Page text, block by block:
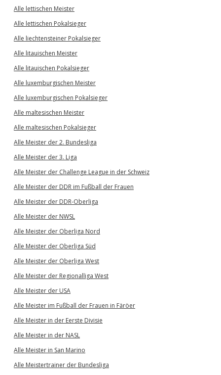
Alle lettischen Meister
Alle lettischen Pokalsieger
Alle liechtensteiner Pokalsieger
Alle litauischen Meister
Alle litauischen Pokalsieger
Alle luxemburgischen Meister
Alle luxemburgischen Pokalsieger
Alle maltesischen Meister
Alle maltesischen Pokalsieger
Alle Meister der 2. Bundesliga
Alle Meister der 3. Liga
Alle Meister der Challenge League in der Schweiz
Alle Meister der DDR im Fußball der Frauen
Alle Meister der DDR-Oberliga
Alle Meister der NWSL
Alle Meister der Oberliga Nord
Alle Meister der Oberliga Süd
Alle Meister der Oberliga West
Alle Meister der Regionalliga West
Alle Meister der USA
Alle Meister im Fußball der Frauen in Färöer
Alle Meister in der Eerste Divisie
Alle Meister in der NASL
Alle Meister in San Marino
Alle Meistertrainer der Bundesliga